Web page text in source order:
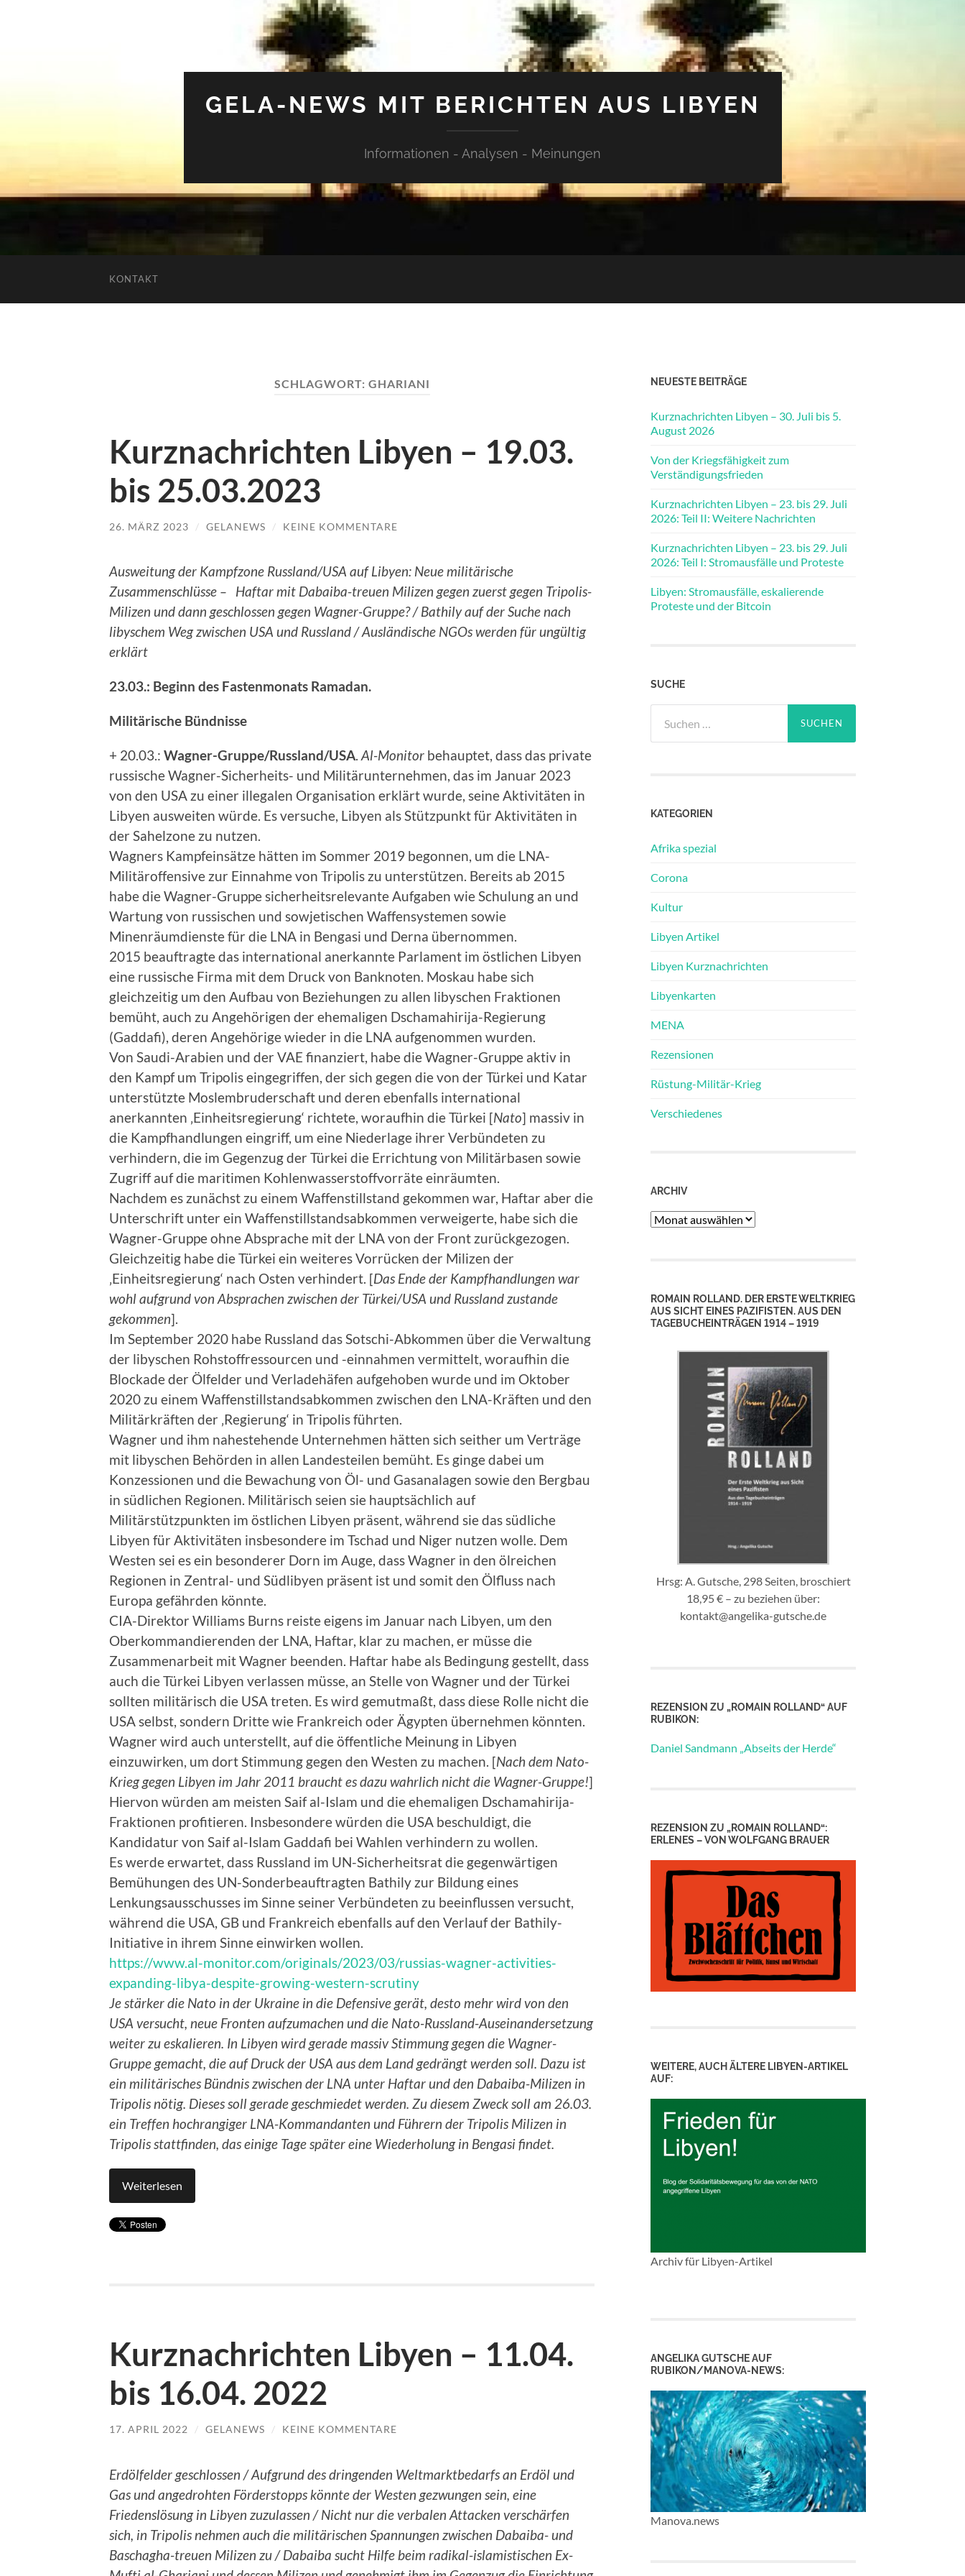
GELA-NEWS MIT BERICHTEN AUS LIBYEN
Informationen - Analysen - Meinungen
KONTAKT
SCHLAGWORT: GHARIANI
Kurznachrichten Libyen – 19.03.
bis 25.03.2023
26. MÄRZ 2023 / GELANEWS / KEINE KOMMENTARE
Ausweitung der Kampfzone Russland/USA auf Libyen: Neue militärische
Zusammenschlüsse – Haftar mit Dabaiba-treuen Milizen gegen zuerst gegen Tripolis-
Milizen und dann geschlossen gegen Wagner-Gruppe? / Bathily auf der Suche nach
libyschem Weg zwischen USA und Russland / Ausländische NGOs werden für ungültig
erklärt
23.03.: Beginn des Fastenmonats Ramadan.
Militärische Bündnisse
+ 20.03.: Wagner-Gruppe/Russland/USA. Al-Monitor behauptet, dass das private
russische Wagner-Sicherheits- und Militärunternehmen, das im Januar 2023
von den USA zu einer illegalen Organisation erklärt wurde, seine Aktivitäten in
Libyen ausweiten würde. Es versuche, Libyen als Stützpunkt für Aktivitäten in
der Sahelzone zu nutzen.
Wagners Kampfeinsätze hätten im Sommer 2019 begonnen, um die LNA-
Militäroffensive zur Einnahme von Tripolis zu unterstützen. Bereits ab 2015
habe die Wagner-Gruppe sicherheitsrelevante Aufgaben wie Schulung an und
Wartung von russischen und sowjetischen Waffensystemen sowie
Minenräumdienste für die LNA in Bengasi und Derna übernommen.
2015 beauftragte das international anerkannte Parlament im östlichen Libyen
eine russische Firma mit dem Druck von Banknoten. Moskau habe sich
gleichzeitig um den Aufbau von Beziehungen zu allen libyschen Fraktionen
bemüht, auch zu Angehörigen der ehemaligen Dschamahirija-Regierung
(Gaddafi), deren Angehörige wieder in die LNA aufgenommen wurden.
Von Saudi-Arabien und der VAE finanziert, habe die Wagner-Gruppe aktiv in
den Kampf um Tripolis eingegriffen, der sich gegen die von der Türkei und Katar
unterstützte Moslembruderschaft und deren ebenfalls international
anerkannten ‚Einheitsregierung‘ richtete, woraufhin die Türkei [Nato] massiv in
die Kampfhandlungen eingriff, um eine Niederlage ihrer Verbündeten zu
verhindern, die im Gegenzug der Türkei die Errichtung von Militärbasen sowie
Zugriff auf die maritimen Kohlenwasserstoffvorräte einräumten.
Nachdem es zunächst zu einem Waffenstillstand gekommen war, Haftar aber die
Unterschrift unter ein Waffenstillstandsabkommen verweigerte, habe sich die
Wagner-Gruppe ohne Absprache mit der LNA von der Front zurückgezogen.
Gleichzeitig habe die Türkei ein weiteres Vorrücken der Milizen der
‚Einheitsregierung‘ nach Osten verhindert. [Das Ende der Kampfhandlungen war
wohl aufgrund von Absprachen zwischen der Türkei/USA und Russland zustande
gekommen].
Im September 2020 habe Russland das Sotschi-Abkommen über die Verwaltung
der libyschen Rohstoffressourcen und -einnahmen vermittelt, woraufhin die
Blockade der Ölfelder und Verladehäfen aufgehoben wurde und im Oktober
2020 zu einem Waffenstillstandsabkommen zwischen den LNA-Kräften und den
Militärkräften der ‚Regierung‘ in Tripolis führten.
Wagner und ihm nahestehende Unternehmen hätten sich seither um Verträge
mit libyschen Behörden in allen Landesteilen bemüht. Es ginge dabei um
Konzessionen und die Bewachung von Öl- und Gasanalagen sowie den Bergbau
in südlichen Regionen. Militärisch seien sie hauptsächlich auf
Militärstützpunkten im östlichen Libyen präsent, während sie das südliche
Libyen für Aktivitäten insbesondere im Tschad und Niger nutzen wolle. Dem
Westen sei es ein besonderer Dorn im Auge, dass Wagner in den ölreichen
Regionen in Zentral- und Südlibyen präsent ist und somit den Ölfluss nach
Europa gefährden könnte.
CIA-Direktor Williams Burns reiste eigens im Januar nach Libyen, um den
Oberkommandierenden der LNA, Haftar, klar zu machen, er müsse die
Zusammenarbeit mit Wagner beenden. Haftar habe als Bedingung gestellt, dass
auch die Türkei Libyen verlassen müsse, an Stelle von Wagner und der Türkei
sollten militärisch die USA treten. Es wird gemutmaßt, dass diese Rolle nicht die
USA selbst, sondern Dritte wie Frankreich oder Ägypten übernehmen könnten.
Wagner wird auch unterstellt, auf die öffentliche Meinung in Libyen
einzuwirken, um dort Stimmung gegen den Westen zu machen. [Nach dem Nato-
Krieg gegen Libyen im Jahr 2011 braucht es dazu wahrlich nicht die Wagner-Gruppe!]
Hiervon würden am meisten Saif al-Islam und die ehemaligen Dschamahirija-
Fraktionen profitieren. Insbesondere würden die USA beschuldigt, die
Kandidatur von Saif al-Islam Gaddafi bei Wahlen verhindern zu wollen.
Es werde erwartet, dass Russland im UN-Sicherheitsrat die gegenwärtigen
Bemühungen des UN-Sonderbeauftragten Bathily zur Bildung eines
Lenkungsausschusses im Sinne seiner Verbündeten zu beeinflussen versucht,
während die USA, GB und Frankreich ebenfalls auf den Verlauf der Bathily-
Initiative in ihrem Sinne einwirken wollen.
https://www.al-monitor.com/originals/2023/03/russias-wagner-activities-
expanding-libya-despite-growing-western-scrutiny
Je stärker die Nato in der Ukraine in die Defensive gerät, desto mehr wird von den
USA versucht, neue Fronten aufzumachen und die Nato-Russland-Auseinandersetzung
weiter zu eskalieren. In Libyen wird gerade massiv Stimmung gegen die Wagner-
Gruppe gemacht, die auf Druck der USA aus dem Land gedrängt werden soll. Dazu ist
ein militärisches Bündnis zwischen der LNA unter Haftar und den Dabaiba-Milizen in
Tripolis nötig. Dieses soll gerade geschmiedet werden. Zu diesem Zweck soll am 26.03.
ein Treffen hochrangiger LNA-Kommandanten und Führern der Tripolis Milizen in
Tripolis stattfinden, das einige Tage später eine Wiederholung in Bengasi findet.
Weiterlesen
Kurznachrichten Libyen – 11.04.
bis 16.04. 2022
17. APRIL 2022 / GELANEWS / KEINE KOMMENTARE
Erdölfelder geschlossen / Aufgrund des dringenden Weltmarktbedarfs an Erdöl und
Gas und angedrohten Förderstopps könnte der Westen gezwungen sein, eine
Friedenslösung in Libyen zuzulassen / Nicht nur die verbalen Attacken verschärfen
sich, in Tripolis nehmen auch die militärischen Spannungen zwischen Dabaiba- und
Baschagha-treuen Milizen zu / Dabaiba sucht Hilfe beim radikal-islamistischen Ex-
NEUESTE BEITRÄGE
Kurznachrichten Libyen – 30. Juli bis 5.
August 2026
Von der Kriegsfähigkeit zum
Verständigungsfrieden
Kurznachrichten Libyen – 23. bis 29. Juli
2026: Teil II: Weitere Nachrichten
Kurznachrichten Libyen – 23. bis 29. Juli
2026: Teil I: Stromausfälle und Proteste
Libyen: Stromausfälle, eskalierende
Proteste und der Bitcoin
SUCHE
nach:
KATEGORIEN
Afrika spezial
Corona
Kultur
Libyen Artikel
Libyen Kurznachrichten
Libyenkarten
MENA
Rezensionen
Rüstung-Militär-Krieg
Verschiedenes
ARCHIV
Archiv
ROMAIN ROLLAND. DER ERSTE WELTKRIEG
AUS SICHT EINES PAZIFISTEN. AUS DEN
TAGEBUCHEINTRÄGEN 1914 – 1919
Hrsg: A. Gutsche, 298 Seiten, broschiert
18,95 € – zu beziehen über:
kontakt@angelika-gutsche.de
REZENSION ZU „ROMAIN ROLLAND“ AUF
RUBIKON:
Daniel Sandmann „Abseits der Herde“
REZENSION ZU „ROMAIN ROLLAND“:
ERLENES – VON WOLFGANG BRAUER
WEITERE, AUCH ÄLTERE LIBYEN-ARTIKEL
AUF:
Archiv für Libyen-Artikel
ANGELIKA GUTSCHE AUF
RUBIKON/MANOVA-NEWS:
Manova.news